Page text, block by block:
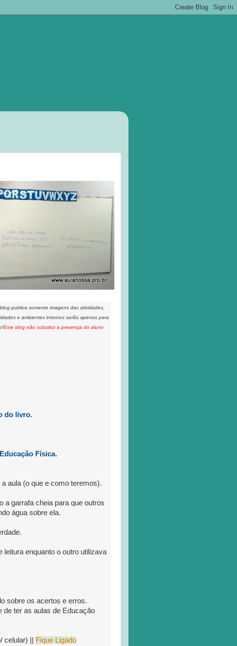
publica somente imagens das atividades,
e ambientes internos serão apenas para
Este blog não substitui a presença do aluno
do livro.
Física.
aula (o que e como teremos).
a garrafa cheia para que outros
água sobre ela.
enquanto o outro utilizava
sobre os acertos e erros.
de ter as aulas de Educação
celular) || Fique Ligado